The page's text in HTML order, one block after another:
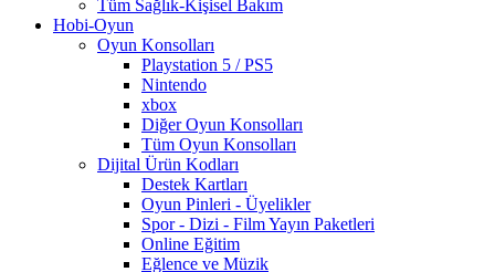
Tüm Sağlık-Kişisel Bakım
Hobi-Oyun
Oyun Konsolları
Playstation 5 / PS5
Nintendo
xbox
Diğer Oyun Konsolları
Tüm Oyun Konsolları
Dijital Ürün Kodları
Destek Kartları
Oyun Pinleri - Üyelikler
Spor - Dizi - Film Yayın Paketleri
Online Eğitim
Eğlence ve Müzik